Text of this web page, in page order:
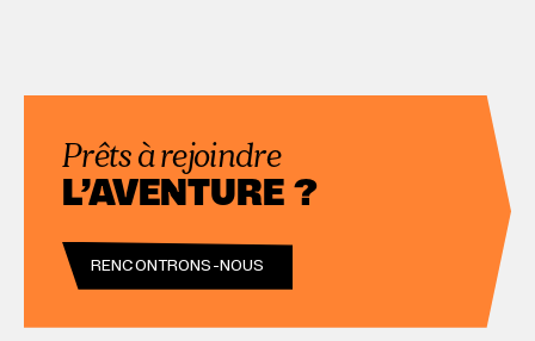
Prêts à rejoindre
L’AVENTURE ?
RENCONTRONS-NOUS